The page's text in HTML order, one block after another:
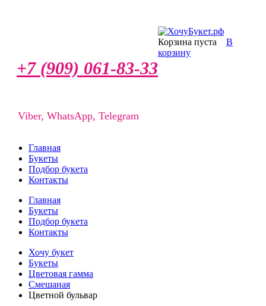
+7 (909) 061-83-33
Viber, WhatsApp, Telegram
Корзина пуста
В
корзину
Главная
Букеты
Подбор букета
Контакты
Главная
Букеты
Подбор букета
Контакты
Хочу букет
Букеты
Цветовая гамма
Смешаная
Цветной бульвар